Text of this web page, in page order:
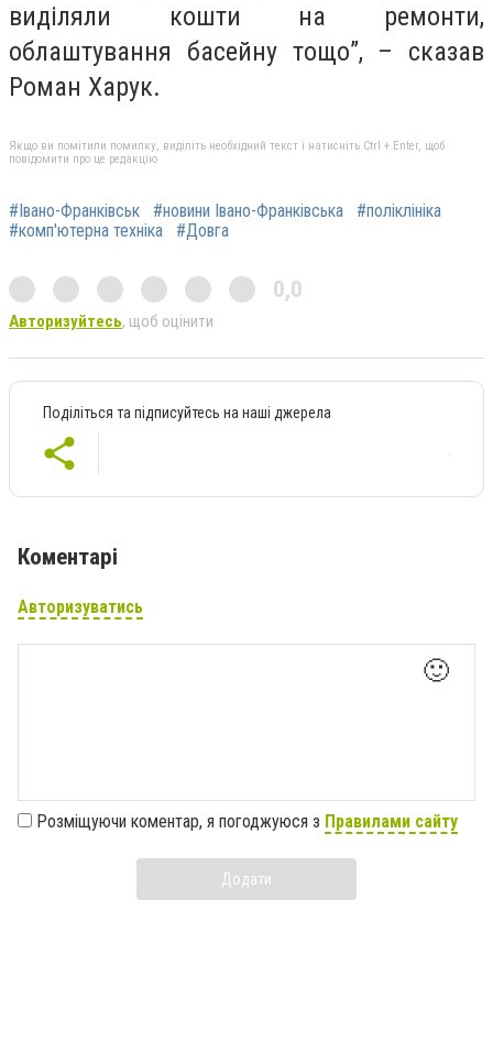
виділяли кошти на ремонти,
облаштування басейну тощо”, – сказав
Роман Харук.
Якщо ви помітили помилку, виділіть необхідний текст і натисніть Ctrl + Enter, щоб
повідомити про це редакцію
#Івано-Франківськ #новини Івано-Франківська
#поліклініка
#комп'ютерна техніка
#Довга
0,0
Авторизуйтесь, щоб оцінити
Поділіться та підписуйтесь на наші джерела
Коментарі
Авторизуватись
🙂
Розміщуючи коментар, я погоджуюся з Правилами сайту
Додати